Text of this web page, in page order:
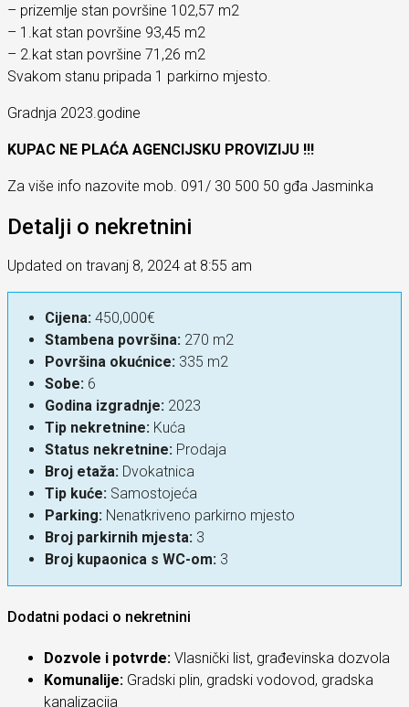
– prizemlje stan površine 102,57 m2
– 1.kat stan površine 93,45 m2
– 2.kat stan površine 71,26 m2
Svakom stanu pripada 1 parkirno mjesto.
Gradnja 2023.godine
KUPAC NE PLAĆA AGENCIJSKU PROVIZIJU !!!
Za više info nazovite mob. 091/ 30 500 50 gđa Jasminka
Detalji o nekretnini
Updated on travanj 8, 2024 at 8:55 am
Cijena: 450,000€
Stambena površina: 270 m2
Površina okućnice: 335 m2
Sobe: 6
Godina izgradnje: 2023
Tip nekretnine: Kuća
Status nekretnine: Prodaja
Broj etaža: Dvokatnica
Tip kuće: Samostojeća
Parking: Nenatkriveno parkirno mjesto
Broj parkirnih mjesta: 3
Broj kupaonica s WC-om: 3
Dodatni podaci o nekretnini
Dozvole i potvrde: Vlasnički list, građevinska dozvola
Komunalije: Gradski plin, gradski vodovod, gradska
kanalizacija